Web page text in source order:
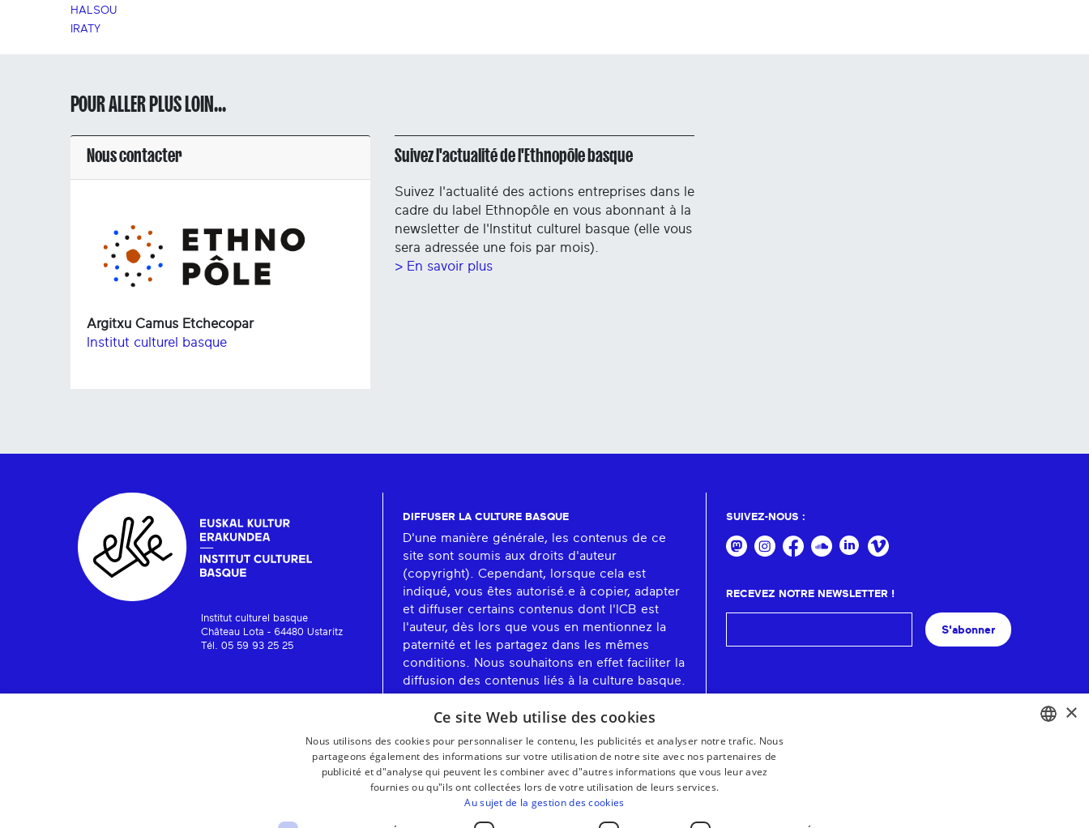
HALSOU
IRATY
POUR ALLER PLUS LOIN...
Nous contacter
Argitxu Camus Etchecopar
Institut culturel basque
Suivez l'actualité de l'Ethnopôle basque
Suivez l'actualité des actions entreprises dans le
cadre du label Ethnopôle en vous abonnant à la
newsletter de l'Institut culturel basque (elle vous
sera adressée une fois par mois).
> En savoir plus
Institut culturel basque
Château Lota - 64480 Ustaritz
Tél. 05 59 93 25 25
DIFFUSER LA CULTURE BASQUE
D'une manière générale, les contenus de ce
site sont soumis aux droits d'auteur
(copyright). Cependant, lorsque cela est
indiqué, vous êtes autorisé.e à copier, adapter
et diffuser certains contenus dont l'ICB est
l'auteur, dès lors que vous en mentionnez la
paternité et les partagez dans les mêmes
conditions. Nous souhaitons en effet faciliter la
diffusion des contenus liés à la culture basque.
SUIVEZ-NOUS :
RECEVEZ NOTRE NEWSLETTER !
S'abonner
×
Ce site Web utilise des cookies
Nous utilisons des cookies pour personnaliser le contenu, les publicités et analyser notre trafic. Nous
partageons également des informations sur votre utilisation de notre site avec nos partenaires de
publicité et d"analyse qui peuvent les combiner avec d"autres informations que vous leur avez
fournies ou qu"ils ont collectées lors de votre utilisation de leurs services.
Au sujet de la gestion des cookies